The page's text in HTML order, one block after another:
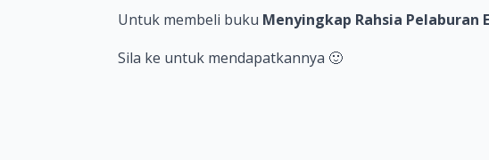
Untuk membeli buku Menyingkap Rahsia Pelaburan
Sila ke untuk mendapatkannya 🙂